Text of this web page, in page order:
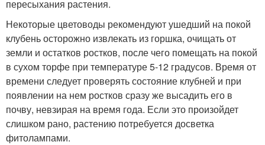
пересыхания растения.
Некоторые цветоводы рекомендуют ушедший на покой
клубень осторожно извлекать из горшка, очищать от
земли и остатков ростков, после чего помещать на покой
в сухом торфе при температуре 5-12 градусов. Время от
времени следует проверять состояние клубней и при
появлении на нем ростков сразу же высадить его в
почву, невзирая на время года. Если это произойдет
слишком рано, растению потребуется досветка
фитолампами.